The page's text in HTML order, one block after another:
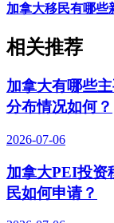
加拿大移民有哪些
相关推荐
加拿大有哪些
分布情况如何？
2026-07-06
加拿大PEI投资
民如何申请？